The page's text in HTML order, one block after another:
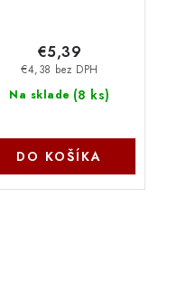
Na sklade (8 ks)
€4,38 bez DPH
€5,39
DO KOŠÍKA